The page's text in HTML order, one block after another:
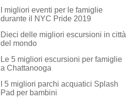
I migliori eventi per le famiglie
durante il NYC Pride 2019
Dieci delle migliori escursioni in città
del mondo
Le 5 migliori escursioni per famiglie
a Chattanooga
I 5 migliori parchi acquatici Splash
Pad per bambini